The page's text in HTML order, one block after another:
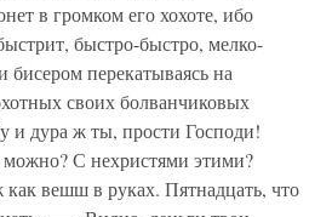
в громком его хохоте, ибо
быстро-быстро, мелко-
перекатываясь на
своих болванчиковых
и дура ж ты, прости Господи!
С нехристями этими?
как вешш в руках. Пятнадцать, что